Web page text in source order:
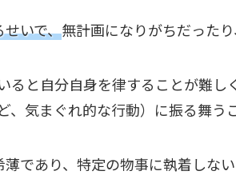
いで、無計画になりがちだった
ると自分自身を律することが難し
、気まぐれ的な行動）に振る舞
であり、特定の物事に執着しない